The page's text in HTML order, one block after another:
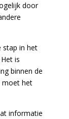
door
stap in het
is
binnen de
moet het
informatie